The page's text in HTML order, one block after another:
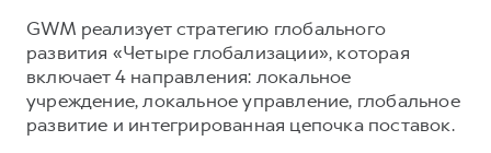
GWM реализует стратегию глобального
развития «Четыре глобализации», которая
включает 4 направления: локальное
учреждение, локальное управление, глобальное
развитие и интегрированная цепочка поставок.